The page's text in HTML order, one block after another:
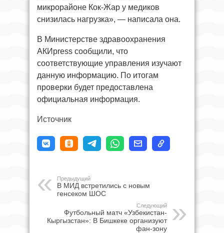
микрорайоне Кок-Жар у медиков
снизилась нагрузка», — написала она.
В Министерстве здравоохранения
АКИpress сообщили, что
соответствующие управления изучают
данную информацию. По итогам
проверки будет предоставлена
официальная информация.
Источник
Предыдущий
В МИД встретились с новым
генсеком ШОС
Следующий
Футбольный матч «Узбекистан-
Кыргызстан»: В Бишкеке организуют
фан-зону